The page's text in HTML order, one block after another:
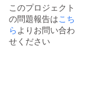
このプロジェクト
の問題報告はこち
らよりお問い合わ
せください